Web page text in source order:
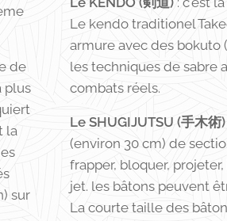
de
plus
la
sur
Le kendo traditionel
armure avec des bokuto
les techniques de sabre
combats réels.
Le SHUGIJUTSU (手木術)
(environ 30 cm) de
frapper, bloquer,
jet. les bâtons peuvent
La courte taille des